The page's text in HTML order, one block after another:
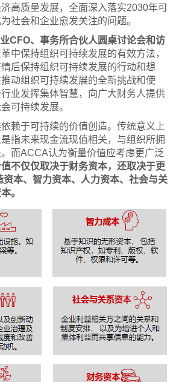
高质量发展，全面深入落实2030年可
社会和企业愈发关注的问题。
CFO、事务所合伙人圆桌讨论会和访
中保持组织可持续发展的有效方法，
后保持组织可持续发展的行动和想
动组织可持续发展的全新挑战和使
业发挥集体智慧，向广大财务人提供
可持续发展。
赖于可持续的价值创造。传统意义上
指未来现金流现值相关，与组织所拥
而ACCA认为衡量价值应考虑更广泛
不仅仅取决于财务资本，还取决于更
资本、智力资本、人力资本、社会与关
。